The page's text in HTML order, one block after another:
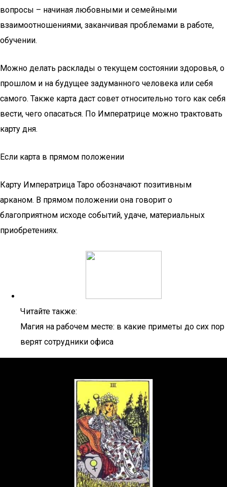
вопросы – начиная любовными и семейными
взаимоотношениями, заканчивая проблемами в работе,
обучении.
Можно делать расклады о текущем состоянии здоровья, о
прошлом и на будущее задуманного человека или себя
самого. Также карта даст совет относительно того как себя
вести, чего опасаться. По Императрице можно трактовать
карту дня.
Если карта в прямом положении
Карту Императрица Таро обозначают позитивным
арканом. В прямом положении она говорит о
благоприятном исходе событий, удаче, материальных
приобретениях.
Читайте также:
Магия на рабочем месте: в какие приметы до сих пор
верят сотрудники офиса